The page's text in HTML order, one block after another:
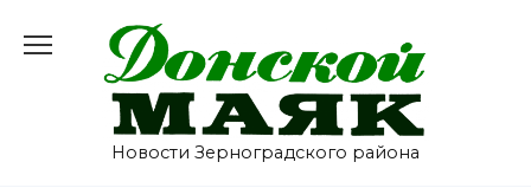
содержанию
Новости Зерноградского района